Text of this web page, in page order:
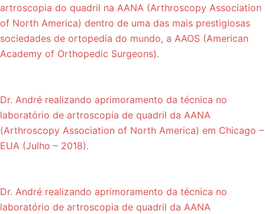
artroscopia do quadril na AANA (Arthroscopy Association
of North America) dentro de uma das mais prestigiosas
sociedades de ortopedia do mundo, a AAOS (American
Academy of Orthopedic Surgeons).
Dr. André realizando aprimoramento da técnica no
laboratório de artroscopia de quadril da AANA
(Arthroscopy Association of North America) em Chicago –
EUA (Julho – 2018).
Dr. André realizando aprimoramento da técnica no
laboratório de artroscopia de quadril da AANA